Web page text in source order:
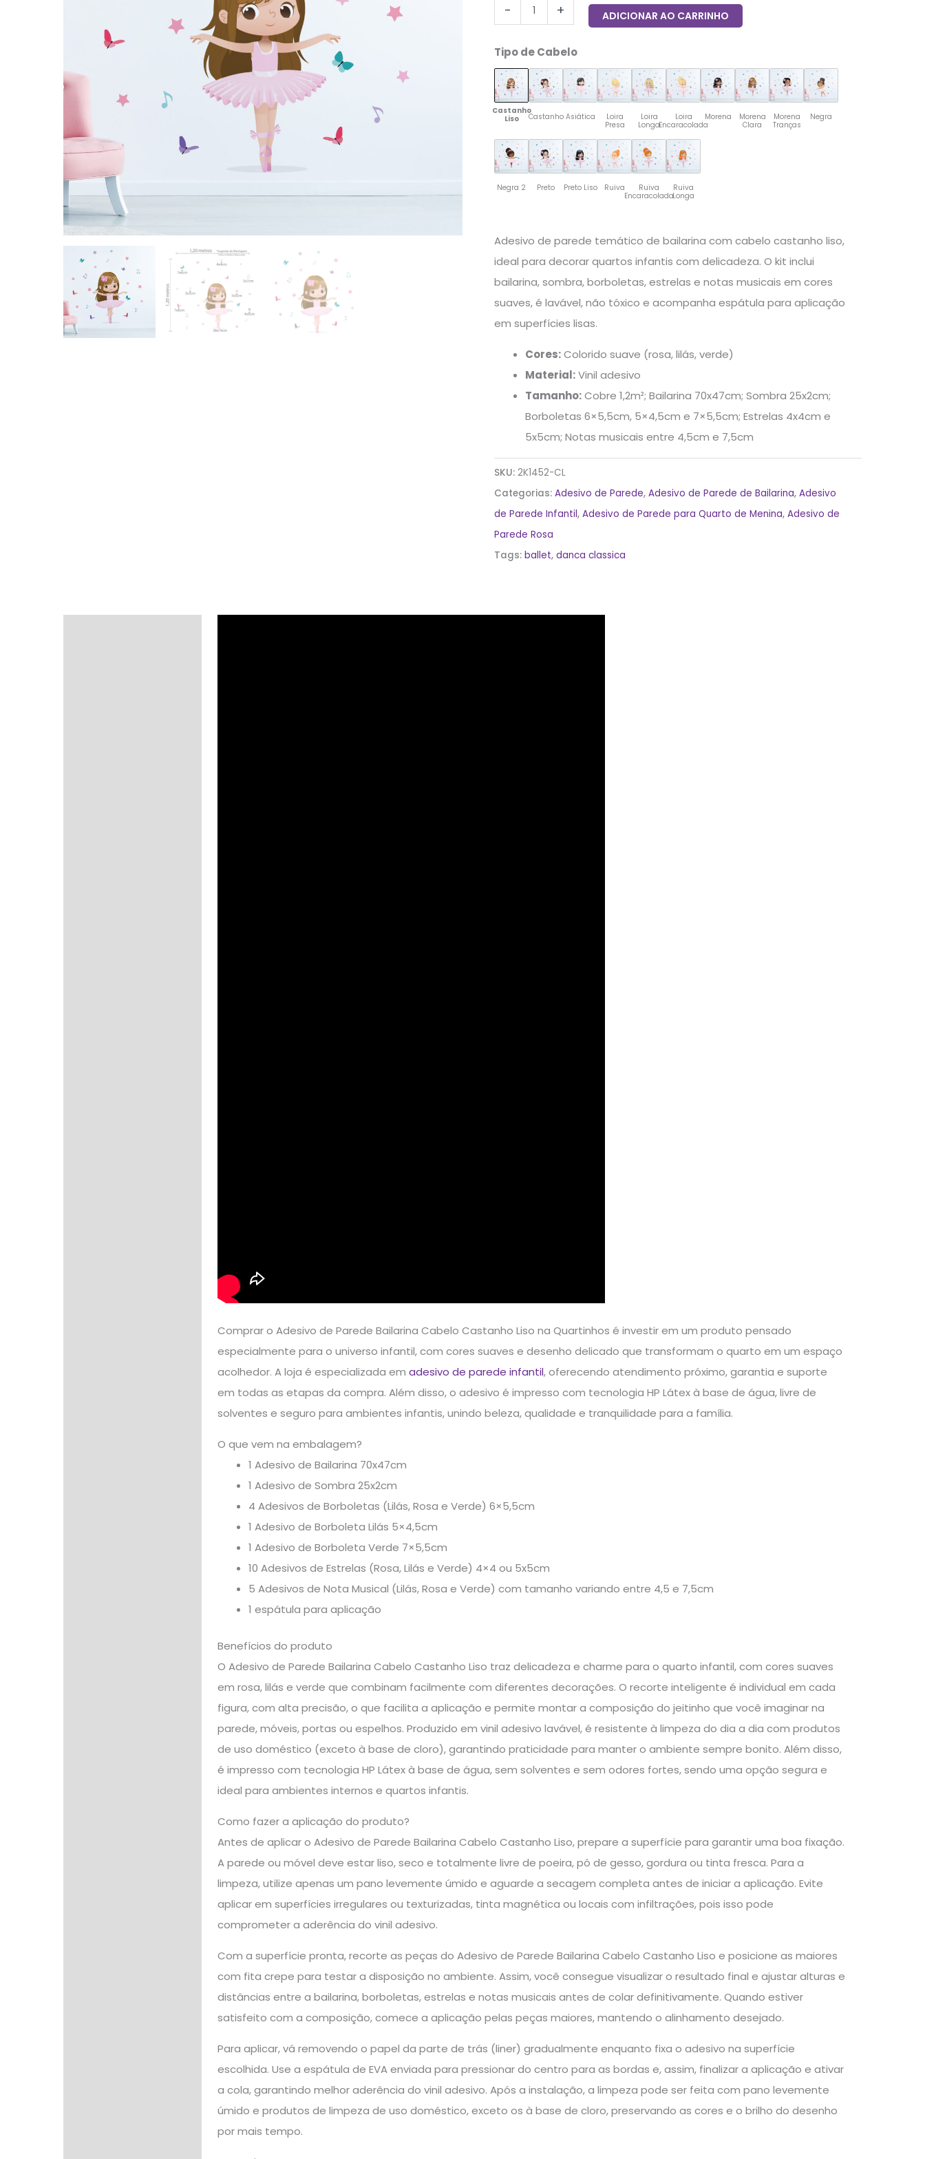
- + ADICIONAR AO CARRINHO
Tipo de Cabelo
Castanho
Liso
Castanho Asiática
Loira
Presa
Loira
Longa
Loira
Encaracolada
Morena
Morena
Clara
Morena
Tranças
Negra
Negra 2 Preto Preto Liso Ruiva
Ruiva
Encaracolada
Ruiva
Longa
Adesivo de parede temático de bailarina com cabelo castanho liso,
ideal para decorar quartos infantis com delicadeza. O kit inclui
bailarina, sombra, borboletas, estrelas e notas musicais em cores
suaves, é lavável, não tóxico e acompanha espátula para aplicação
em superfícies lisas.
Cores:Colorido suave (rosa, lilás, verde)
Material:Vinil adesivo
Tamanho:Cobre 1,2m²; Bailarina 70x47cm; Sombra 25x2cm;
Borboletas 6×5,5cm, 5×4,5cm e 7×5,5cm; Estrelas 4x4cm e
5x5cm; Notas musicais entre 4,5cm e 7,5cm
SKU:2K1452-CL
Categorias:Adesivo de Parede,Adesivo de Parede de Bailarina,Adesivo
de Parede Infantil,Adesivo de Parede para Quarto de Menina,Adesivo de
Parede Rosa
Tags:ballet,danca classica
Comprar o Adesivo de Parede Bailarina Cabelo Castanho Liso na Quartinhos é investir em um produto pensado
especialmente para o universo infantil, com cores suaves e desenho delicado que transformam o quarto em um espaço
acolhedor. A loja é especializada em adesivo de parede infantil, oferecendo atendimento próximo, garantia e suporte
em todas as etapas da compra. Além disso, o adesivo é impresso com tecnologia HP Látex à base de água, livre de
solventes e seguro para ambientes infantis, unindo beleza, qualidade e tranquilidade para a família.
O que vem na embalagem?
1 Adesivo de Bailarina 70x47cm
1 Adesivo de Sombra 25x2cm
4 Adesivos de Borboletas (Lilás, Rosa e Verde) 6×5,5cm
1 Adesivo de Borboleta Lilás 5×4,5cm
1 Adesivo de Borboleta Verde 7×5,5cm
10 Adesivos de Estrelas (Rosa, Lilás e Verde) 4×4 ou 5x5cm
5 Adesivos de Nota Musical (Lilás, Rosa e Verde) com tamanho variando entre 4,5 e 7,5cm
1 espátula para aplicação
Benefícios do produto
O Adesivo de Parede Bailarina Cabelo Castanho Liso traz delicadeza e charme para o quarto infantil, com cores suaves
em rosa, lilás e verde que combinam facilmente com diferentes decorações. O recorte inteligente é individual em cada
figura, com alta precisão, o que facilita a aplicação e permite montar a composição do jeitinho que você imaginar na
parede, móveis, portas ou espelhos. Produzido em vinil adesivo lavável, é resistente à limpeza do dia a dia com produtos
de uso doméstico (exceto à base de cloro), garantindo praticidade para manter o ambiente sempre bonito. Além disso,
é impresso com tecnologia HP Látex à base de água, sem solventes e sem odores fortes, sendo uma opção segura e
ideal para ambientes internos e quartos infantis.
Como fazer a aplicação do produto?
Antes de aplicar o Adesivo de Parede Bailarina Cabelo Castanho Liso, prepare a superfície para garantir uma boa fixação.
A parede ou móvel deve estar liso, seco e totalmente livre de poeira, pó de gesso, gordura ou tinta fresca. Para a
limpeza, utilize apenas um pano levemente úmido e aguarde a secagem completa antes de iniciar a aplicação. Evite
aplicar em superfícies irregulares ou texturizadas, tinta magnética ou locais com infiltrações, pois isso pode
comprometer a aderência do vinil adesivo.
Com a superfície pronta, recorte as peças do Adesivo de Parede Bailarina Cabelo Castanho Liso e posicione as maiores
com fita crepe para testar a disposição no ambiente. Assim, você consegue visualizar o resultado final e ajustar alturas e
distâncias entre a bailarina, borboletas, estrelas e notas musicais antes de colar definitivamente. Quando estiver
satisfeito com a composição, comece a aplicação pelas peças maiores, mantendo o alinhamento desejado.
Para aplicar, vá removendo o papel da parte de trás (liner) gradualmente enquanto fixa o adesivo na superfície
escolhida. Use a espátula de EVA enviada para pressionar do centro para as bordas e, assim, finalizar a aplicação e ativar
a cola, garantindo melhor aderência do vinil adesivo. Após a instalação, a limpeza pode ser feita com pano levemente
úmido e produtos de limpeza de uso doméstico, exceto os à base de cloro, preservando as cores e o brilho do desenho
por mais tempo.